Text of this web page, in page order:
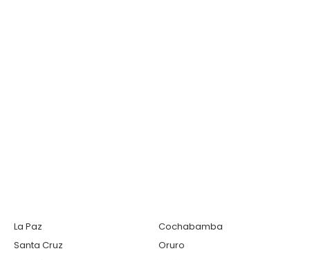
La Paz
Cochabamba
Santa Cruz
Oruro